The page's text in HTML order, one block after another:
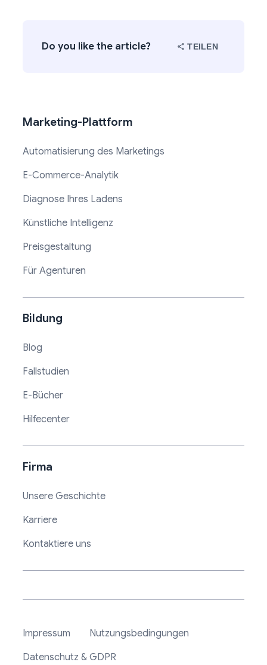
Do you like the article? TEILEN
Marketing-Plattform
Automatisierung des Marketings
E-Commerce-Analytik
Diagnose Ihres Ladens
Künstliche Intelligenz
Preisgestaltung
Für Agenturen
Bildung
Blog
Fallstudien
E-Bücher
Hilfecenter
Firma
Unsere Geschichte
Karriere
Kontaktiere uns
Impressum
Nutzungsbedingungen
Datenschutz & GDPR